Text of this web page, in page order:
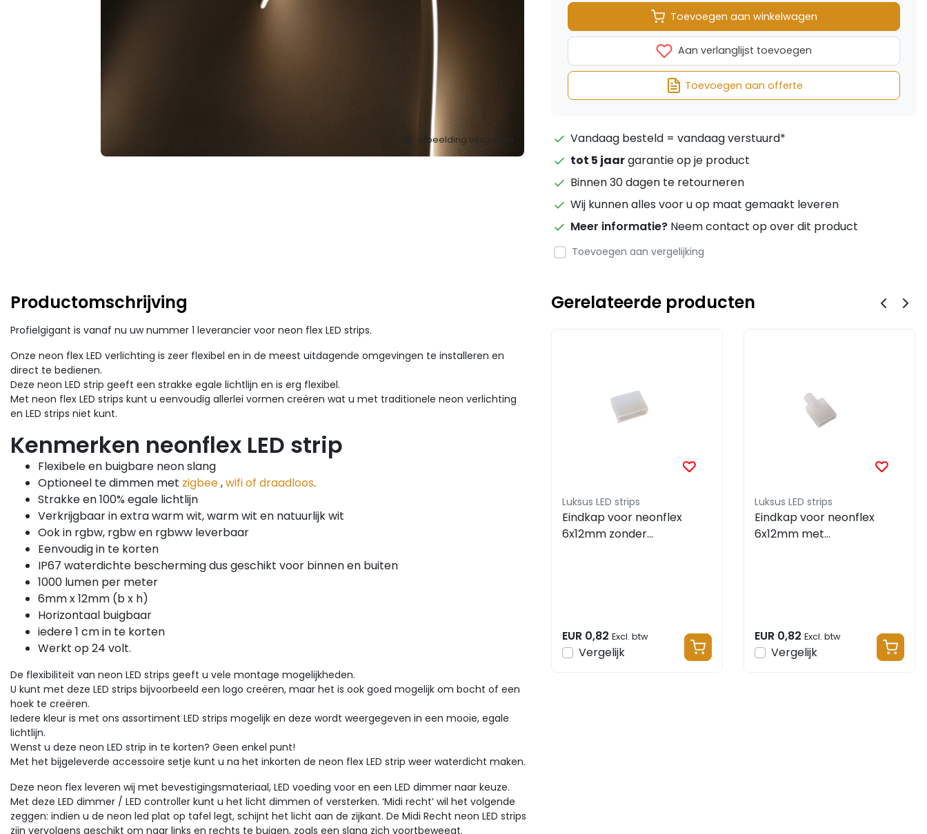
Afbeelding vergroten
Toevoegen aan winkelwagen
Aan verlanglijst toevoegen
Toevoegen aan offerte
Vandaag besteld = vandaag verstuurd*
tot 5 jaargarantie op je product
Binnen 30 dagen te retourneren
Wij kunnen alles voor u op maat gemaakt leveren
Meer informatie? Neem contact op over dit product
Toevoegen aan vergelijking
Productomschrijving
Profielgigant is vanaf nu uw nummer 1 leverancier voor neon flex LED strips.
Onze neon flex LED verlichting is zeer flexibel en in de meest uitdagende omgevingen te installeren en
direct te bedienen.
Deze neon LED strip geeft een strakke egale lichtlijn en is erg flexibel.
Met neon flex LED strips kunt u eenvoudig allerlei vormen creëren wat u met traditionele neon verlichting
en LED strips niet kunt.
Kenmerken neonflex LED strip
Flexibele en buigbare neon slang
Optioneel te dimmen met zigbee,wifi of draadloos.
Strakke en 100% egale lichtlijn
Verkrijgbaar in extra warm wit, warm wit en natuurlijk wit
Ook in rgbw, rgbw en rgbww leverbaar
Eenvoudig in te korten
IP67 waterdichte bescherming dus geschikt voor binnen en buiten
1000 lumen per meter
6mm x 12mm (b x h)
Horizontaal buigbaar
iedere 1 cm in te korten
Werkt op 24 volt.
De flexibiliteit van neon LED strips geeft u vele montage mogelijkheden.
U kunt met deze LED strips bijvoorbeeld een logo creëren, maar het is ook goed mogelijk om bocht of een
hoek te creëren.
Iedere kleur is met ons assortiment LED strips mogelijk en deze wordt weergegeven in een mooie, egale
lichtlijn.
Wenst u deze neon LED strip in te korten? Geen enkel punt!
Met het bijgeleverde accessoire setje kunt u na het inkorten de neon flex LED strip weer waterdicht maken.
Deze neon flex leveren wij met bevestigingsmateriaal, LED voeding voor en een LED dimmer naar keuze.
Met deze LED dimmer / LED controller kunt u het licht dimmen of versterken. ‘Midi recht’ wil het volgende
zeggen: indien u de neon led plat op tafel legt, schijnt het licht aan de zijkant. De Midi Recht neon LED strips
zijn vervolgens geschikt om naar links en rechts te buigen, zoals een slang zich voortbeweegt.
Gerelateerde producten
Luksus LED strips
Eindkap voor neonflex
6x12mm zonder
EUR 0,82 Excl. btw
Vergelijk
Luksus LED strips
Eindkap voor neonflex
6x12mm met
EUR 0,82 Excl. btw
Vergelijk